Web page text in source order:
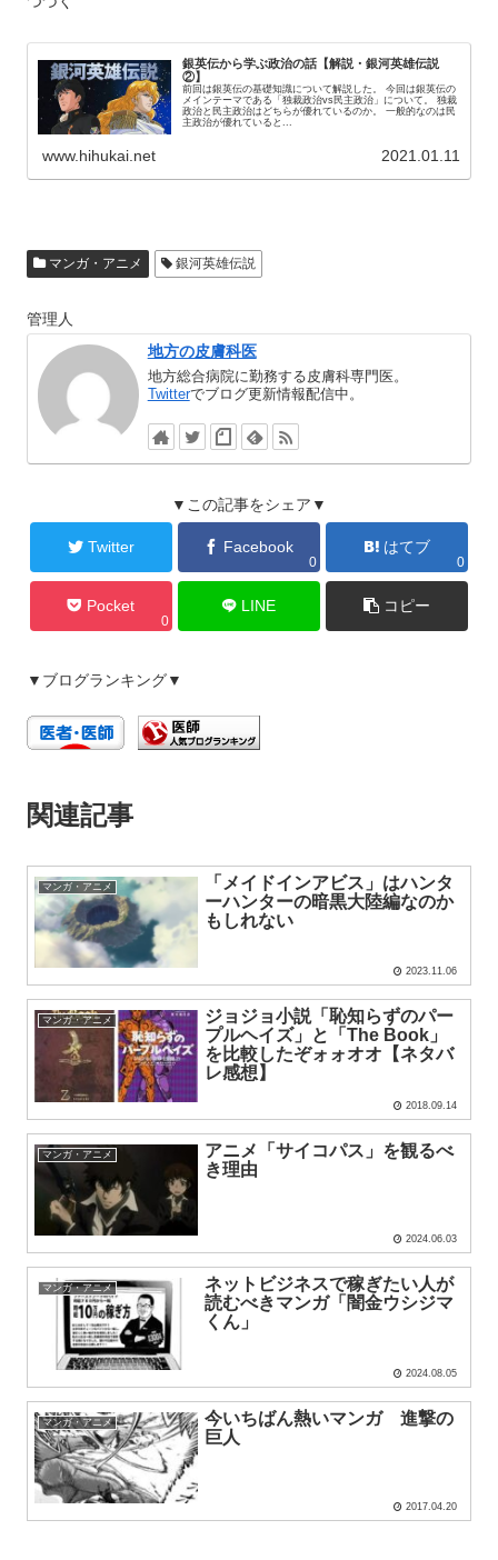
銀英伝から学ぶ政治の話【解説・銀河英雄伝説
②】
前回は銀英伝の基礎知識について解説した。 今回は銀英伝の
メインテーマである「独裁政治vs民主政治」について。 独裁
政治と民主政治はどちらが優れているのか。 一般的なのは民
主政治が優れていると...
www.hihukai.net 2021.01.11
マンガ・アニメ 銀河英雄伝説
管理人
地方の皮膚科医
地方総合病院に勤務する皮膚科専門医。
Twitterでブログ更新情報配信中。
▼この記事をシェア▼
Twitter Facebook
0
はてブ
0
Pocket
0
LINE コピー
▼ブログランキング▼
関連記事
マンガ・アニメ
「メイドインアビス」はハンタ
ーハンターの暗黒大陸編なのか
もしれない
2023.11.06
マンガ・アニメ
ジョジョ小説「恥知らずのパー
プルヘイズ」と「The Book」
を比較したぞォォオオ【ネタバ
レ感想】
2018.09.14
マンガ・アニメ
アニメ「サイコパス」を観るべ
き理由
2024.06.03
マンガ・アニメ
ネットビジネスで稼ぎたい人が
読むべきマンガ「闇金ウシジマ
くん」
2024.08.05
マンガ・アニメ
今いちばん熱いマンガ 進撃の
巨人
2017.04.20